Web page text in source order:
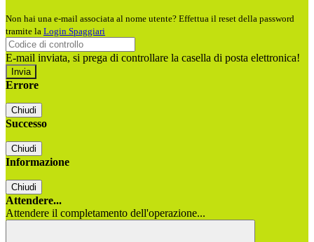
Non hai una e-mail associata al nome utente? Effettua il reset della password
tramite la Login Spaggiari
E-mail inviata, si prega di controllare la casella di posta elettronica!
Errore
Chiudi
Successo
Chiudi
Informazione
Chiudi
Attendere...
Attendere il completamento dell'operazione...